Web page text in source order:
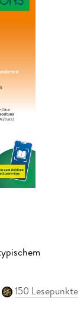
150 Lesepunkte